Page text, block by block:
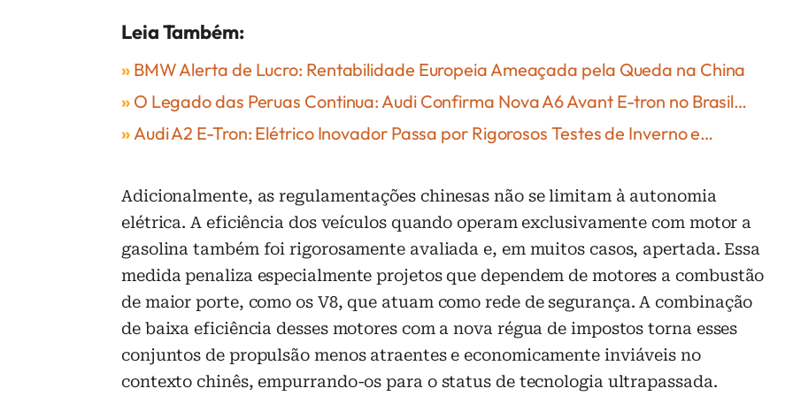
Leia Também:
» BMW Alerta de Lucro: Rentabilidade Europeia Ameaçada pela Queda na China
» O Legado das Peruas Continua: Audi Confirma Nova A6 Avant E-tron no Brasil…
»Audi A2 E-Tron: Elétrico Inovador Passa por Rigorosos Testes de Inverno e…
Adicionalmente, as regulamentações chinesas não se limitam à autonomia
elétrica. A eficiência dos veículos quando operam exclusivamente com motor a
gasolina também foi rigorosamente avaliada e, em muitos casos, apertada. Essa
medida penaliza especialmente projetos que dependem de motores a combustão
de maior porte, como os V8, que atuam como rede de segurança. A combinação
de baixa eficiência desses motores com a nova régua de impostos torna esses
conjuntos de propulsão menos atraentes e economicamente inviáveis no
contexto chinês, empurrando-os para o status de tecnologia ultrapassada.